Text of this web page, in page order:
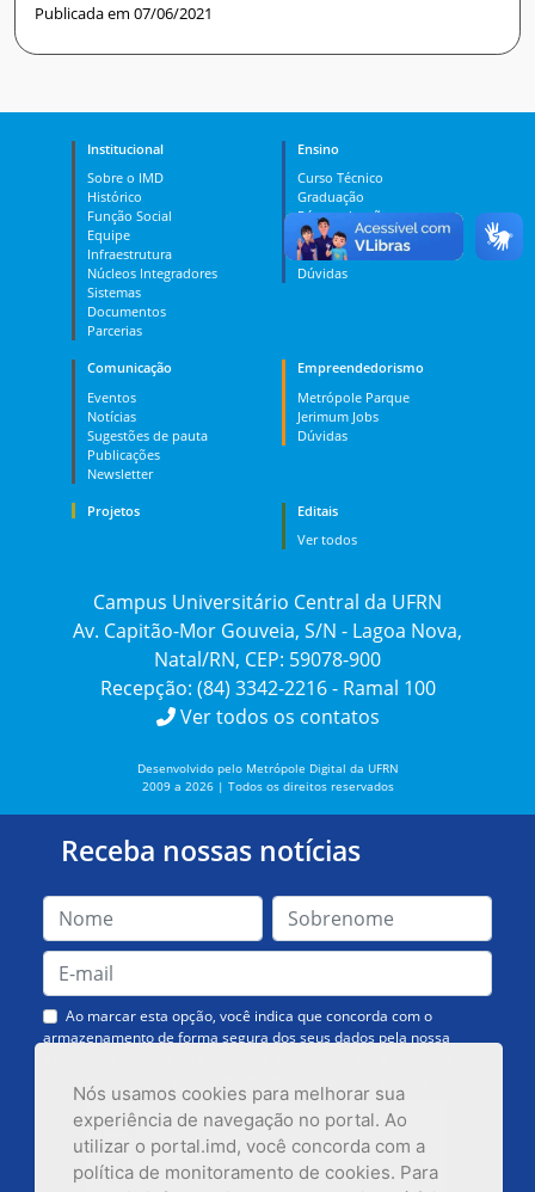
Nós usamos cookies para melhorar sua
experiência de navegação no portal. Ao
utilizar o portal.imd, você concorda com a
política de monitoramento de cookies. Para
Publicada em 07/06/2021
Institucional
Sobre o IMD
Histórico
Função Social
Equipe
Infraestrutura
Núcleos Integradores
Sistemas
Documentos
Parcerias
Ensino
Curso Técnico
Graduação
Pós-graduação
PES
MOOC
Dúvidas
Comunicação
Eventos
Notícias
Sugestões de pauta
Publicações
Newsletter
Empreendedorismo
Metrópole Parque
Jerimum Jobs
Dúvidas
Projetos
Editais
Ver todos
Campus Universitário Central da UFRN
Av. Capitão-Mor Gouveia, S/N - Lagoa Nova,
Natal/RN, CEP: 59078-900
Recepção: (84) 3342-2216 - Ramal 100
Ver todos os contatos
Desenvolvido pelo Metrópole Digital da UFRN
2009 a 2026 | Todos os direitos reservados
Receba nossas notícias
Ao marcar esta opção, você indica que concorda com o
armazenamento de forma segura dos seus dados pela nossa